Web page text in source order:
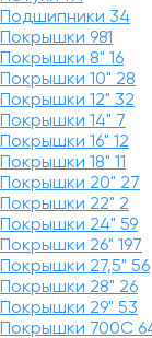
Подшипники 34
Покрышки 981
Покрышки 8" 16
Покрышки 10" 28
Покрышки 12" 32
Покрышки 14" 7
Покрышки 16" 12
Покрышки 18" 11
Покрышки 20" 27
Покрышки 22" 2
Покрышки 24" 59
Покрышки 26" 197
Покрышки 27,5" 56
Покрышки 28" 26
Покрышки 29" 53
Покрышки 700C